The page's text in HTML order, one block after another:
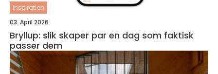
inspiration
03. April 2026
Bryllup: slik skaper par en dag som faktisk
passer dem